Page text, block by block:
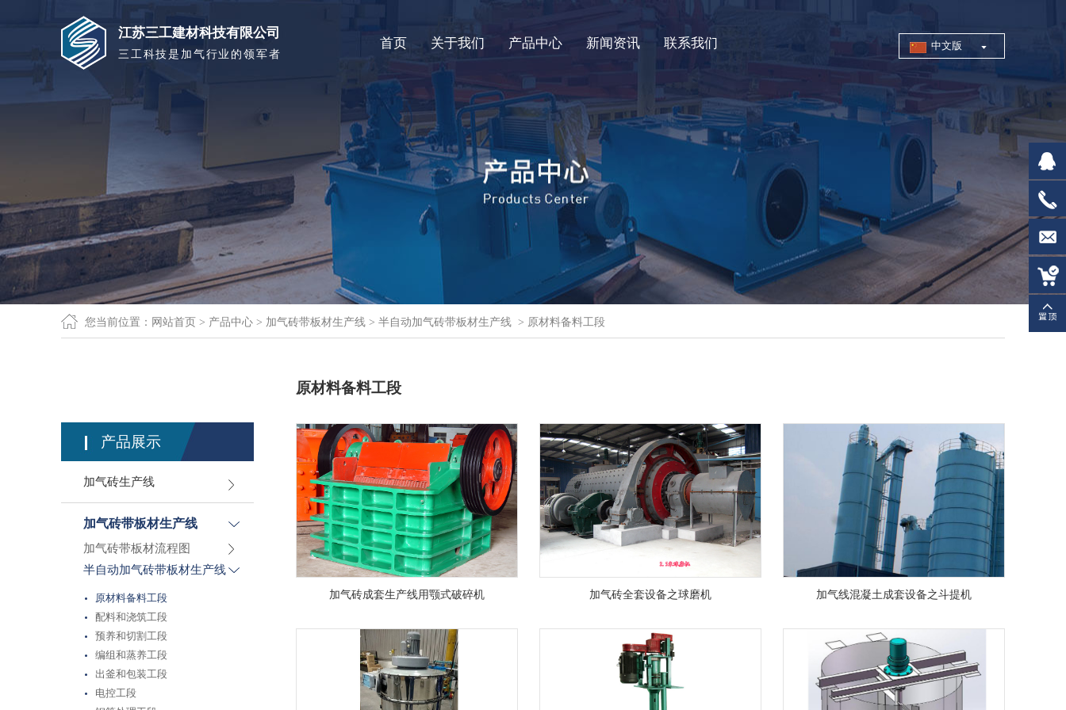
江苏三工建材科技有限公司
三工科技是加气行业的领军者
首页 关于我们 产品中心 新闻资讯 联系我们 中文版
您当前位置： 网站首页 > 产品中心 > 加气砖带板材生产线 > 半自动加气砖带板材生产线 > 原材料备料工段
产品展示
加气砖生产线
加气砖带板材生产线
加气砖带板材流程图
半自动加气砖带板材生产线
原材料备料工段
配料和浇筑工段
预养和切割工段
编组和蒸养工段
出釜和包装工段
电控工段
原材料备料工段
加气砖成套生产线用颚式破碎机 加气砖全套设备之球磨机 加气线混凝土成套设备之斗提机
0519-